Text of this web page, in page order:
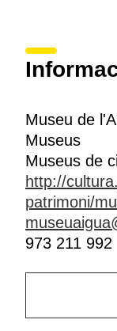
Museu de
Museus
Museus de
http://
patrimoni/
973 211 992